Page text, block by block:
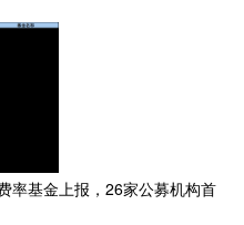
率基金上报，26家公募机构首